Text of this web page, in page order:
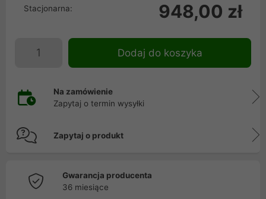
Stacjonarna: 948,00 zł
Dodaj do koszyka
Na zamówienie
Zapytaj o termin wysyłki
Zapytaj o produkt
Gwarancja producenta
36 miesiące